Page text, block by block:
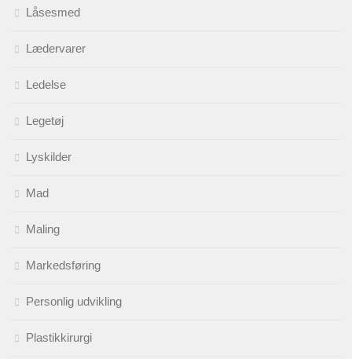
Låsesmed
Lædervarer
Ledelse
Legetøj
Lyskilder
Mad
Maling
Markedsføring
Personlig udvikling
Plastikkirurgi